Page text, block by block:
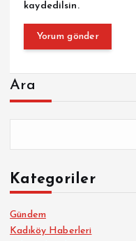
kaydedilsin.
Ara
Kategoriler
Gündem
Kadıköy Haberleri